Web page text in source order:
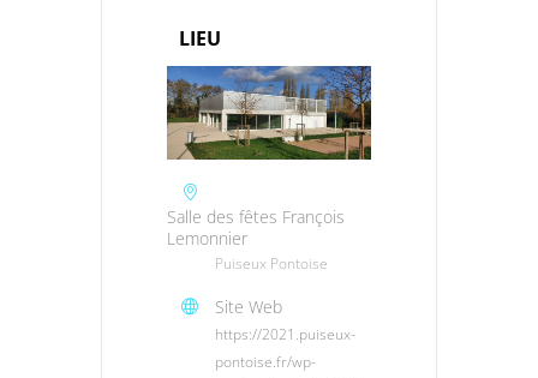
LIEU
Salle des fêtes François
Lemonnier
Puiseux Pontoise
Site Web
https://2021.puiseux-
pontoise.fr/wp-